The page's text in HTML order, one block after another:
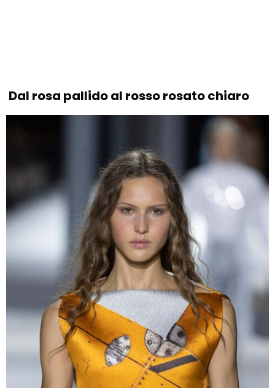
Dal rosa pallido al rosso rosato chiaro